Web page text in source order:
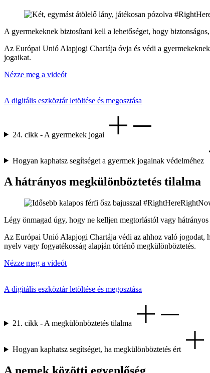
A gyermekeknek biztosítani kell a lehetőséget, hogy
Az Európai Unió Alapjogi Chartája óvja és védi a
jogaikat.
Nézze meg a videót
A digitális eszköztár letöltése és megosztása
24. cikk - A gyermekek jogai
Hogyan kaphatsz segítséget a gyermek jogainak védelméhez
A hátrányos megkülönböztetés tilalma
Légy önmagad úgy, hogy ne kelljen megtorlástól vagy
Az Európai Unió Alapjogi Chartája védi az ahhoz való jogodat,
nyelv vagy fogyatékosság alapján történő megkülönböztetés.
Nézze meg a videót
A digitális eszköztár letöltése és megosztása
21. cikk - A megkülönböztetés tilalma
Hogyan kaphatsz segítséget, ha megkülönböztetés ért